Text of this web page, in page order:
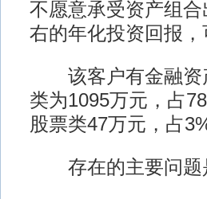
不愿意承受资产组
右的年化投资回报
该客户有金融资
类为1095万元，占
股票类47万元，占
存在的主要问题